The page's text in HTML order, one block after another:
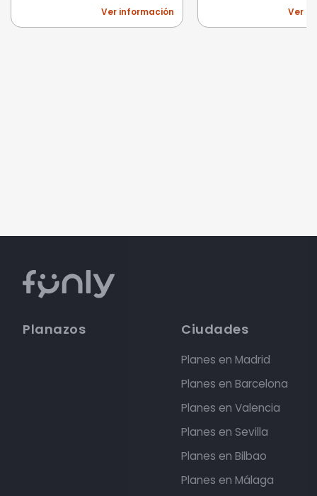
Ver información
Ver
Planazos Ciudades
Planes en Madrid
Planes en Barcelona
Planes en Valencia
Planes en Sevilla
Planes en Bilbao
Planes en Málaga